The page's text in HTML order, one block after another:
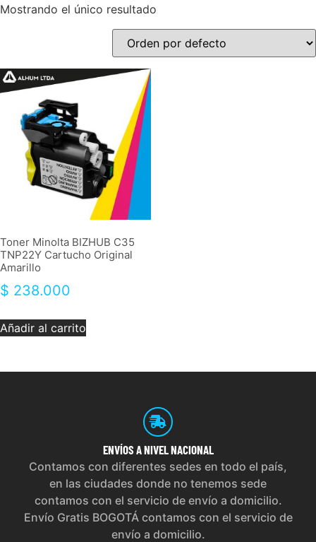
Mostrando el único resultado
Toner Minolta BIZHUB C35
TNP22Y Cartucho Original
Amarillo
$ 238.000
Añadir al carrito
ENVÍOS A NIVEL NACIONAL
Contamos con diferentes sedes en todo el país,
en las ciudades donde no tenemos sede
contamos con el servicio de envío a domicilio.
Envío Gratis BOGOTÁ contamos con el servicio de
envío a domicilio.